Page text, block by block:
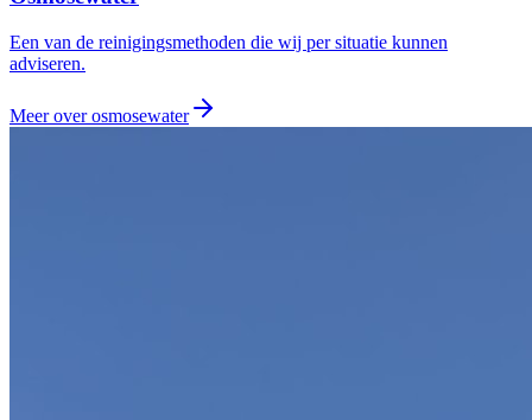
Een van de reinigingsmethoden die wij per situatie kunnen
adviseren.
Meer overosmosewater